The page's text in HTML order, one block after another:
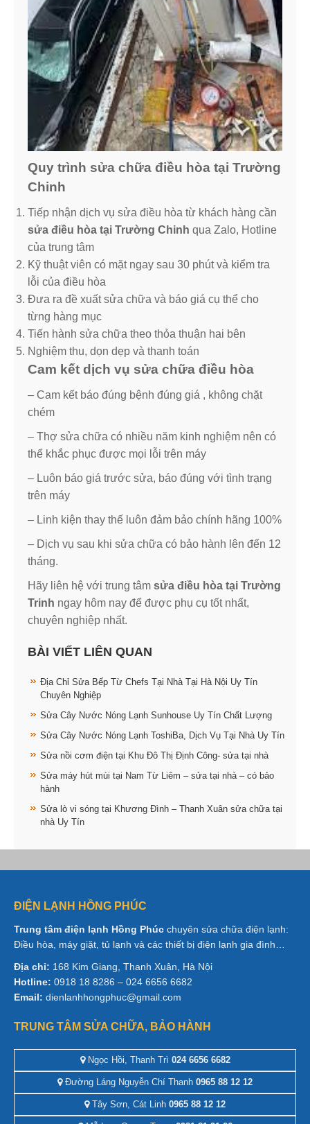
Quy trình sửa chữa điều hòa tại Trường
Chinh
Tiếp nhận dịch vụ sửa điều hòa từ khách hàng cần
sửa điều hòa tại Trường Chinh qua Zalo, Hotline
của trung tâm
Kỹ thuật viên có mặt ngay sau 30 phút và kiểm tra
lỗi của điều hòa
Đưa ra đề xuất sửa chữa và báo giá cụ thể cho
từng hàng mục
Tiến hành sửa chữa theo thỏa thuận hai bên
Nghiệm thu, dọn dẹp và thanh toán
Cam kết dịch vụ sửa chữa điều hòa
– Cam kết báo đúng bệnh đúng giá , không chặt
chém
– Thợ sửa chữa có nhiều năm kinh nghiệm nên có
thể khắc phục được mọi lỗi trên máy
– Luôn báo giá trước sửa, báo đúng với tình trạng
trên máy
– Linh kiện thay thế luôn đảm bảo chính hãng 100%
– Dịch vụ sau khi sửa chữa có bảo hành lên đến 12
tháng.
Hãy liên hệ với trung tâm sửa điều hòa tại Trường
Trinh ngay hôm nay để được phụ cụ tốt nhất,
chuyên nghiệp nhất.
BÀI VIẾT LIÊN QUAN
Địa Chỉ Sửa Bếp Từ Chefs Tại Nhà Tại Hà Nội Uy Tín
Chuyên Nghiệp
Sửa Cây Nước Nóng Lạnh Sunhouse Uy Tín Chất Lượng
Sửa Cây Nước Nóng Lạnh ToshiBa, Dịch Vụ Tại Nhà Uy Tín
Sửa nồi cơm điện tại Khu Đô Thị Định Công- sửa tại nhà
Sửa máy hút mùi tại Nam Từ Liêm – sửa tại nhà – có bảo
hành
Sửa lò vi sóng tại Khương Đình – Thanh Xuân sửa chữa tại
nhà Uy Tín
ĐIỆN LẠNH HỒNG PHÚC
Trung tâm điện lạnh Hồng Phúc chuyên sửa chữa điện lạnh:
Điều hòa, máy giặt, tủ lạnh và các thiết bị điện lạnh gia đình…
Địa chỉ: 168 Kim Giang, Thanh Xuân, Hà Nội
Hotline: 0918 18 8286 – 024 6656 6682
Email: dienlanhhongphuc@gmail.com
TRUNG TÂM SỬA CHỮA, BẢO HÀNH
Ngọc Hồi, Thanh Trì 024 6656 6682
Đường Láng Nguyễn Chí Thanh 0965 88 12 12
Tây Sơn, Cát Linh 0965 88 12 12